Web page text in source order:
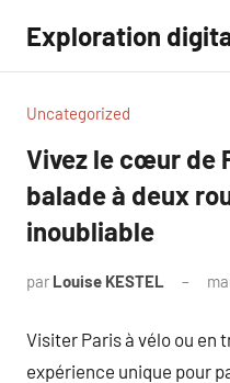
contenu
Exploration
Uncategorized
Vivez le cœur de
balade à deux
inoubliable
par Louise KESTEL
Visiter Paris à vélo ou
expérience unique pour